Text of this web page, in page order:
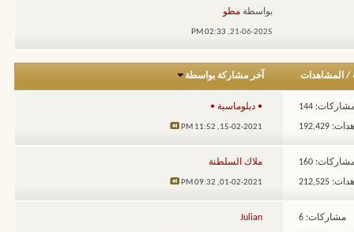
بواسطة مطو
21-06-2025,
02:33 PM
/ المشاهدات آخر مشاركة بواسطة
144
192,429
• دبلوماسية •
15-02-2021,
11:52 PM
160
212,525
ملاك السلطنة
01-02-2021,
09:32 PM
مشاركات: 6 Julian